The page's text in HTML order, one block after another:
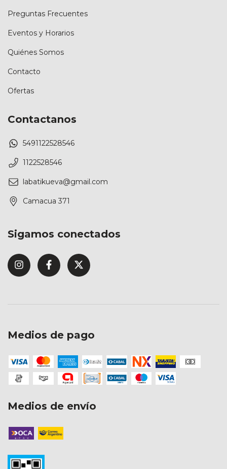
Preguntas Frecuentes
Eventos y Horarios
Quiénes Somos
Contacto
Ofertas
Contactanos
5491122528546
1122528546
labatikueva@gmail.com
Camacua 371
Sigamos conectados
Medios de pago
Medios de envío